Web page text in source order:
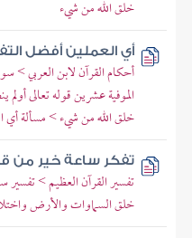
خلق الله من شيء
أي العملين أفضل
أحكام القرآن لابن العربي >
الموفية عشرين قوله تعالى
خلق الله من شيء > مسألة أي
تفكر ساعة خير من
تفسير القرآن العظيم >
خلق السماوات والأرض